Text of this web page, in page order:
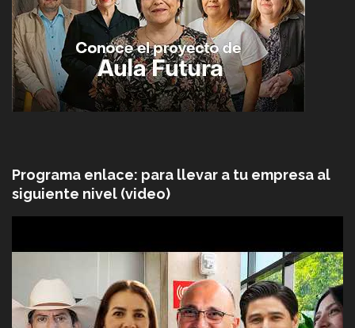
Programa enlace: para llevar a tu empresa al
siguiente nivel (video)